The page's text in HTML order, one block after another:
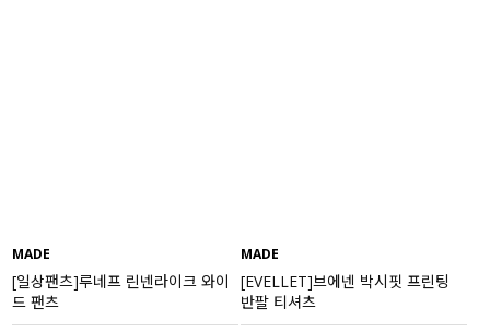
MADE
[일상팬츠]루네프 린넨라이크 와이
드 팬츠
MADE
[EVELLET]브에넨 박시핏 프린팅
반팔 티셔츠